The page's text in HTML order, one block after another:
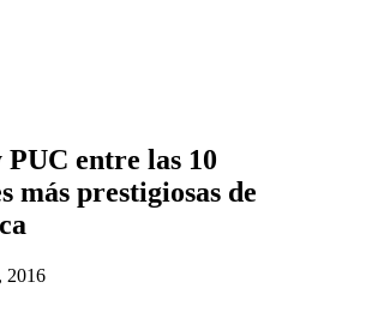
entre las 10
más prestigiosas de
2016